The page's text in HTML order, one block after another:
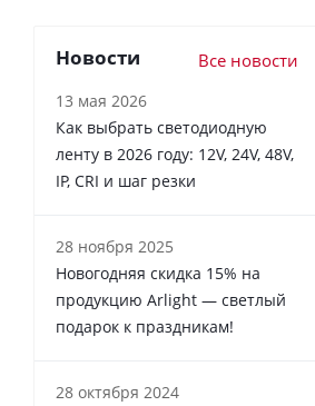
Новости Все новости
13 мая 2026
Как выбрать светодиодную
ленту в 2026 году: 12V, 24V, 48V,
IP, CRI и шаг резки
28 ноября 2025
Новогодняя скидка 15% на
продукцию Arlight — светлый
подарок к праздникам!
28 октября 2024